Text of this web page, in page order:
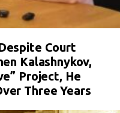
Court
Kalashnykov,
Project, He
Three Years